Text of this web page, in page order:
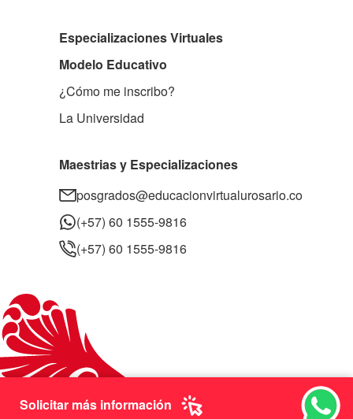
Especializaciones Virtuales
Modelo Educativo
¿Cómo me inscribo?
La Universidad
Maestrias y Especializaciones
posgrados@educacionvirtualurosario.co
(+57) 60 1555-9816
(+57) 60 1555-9816
Solicitar más información